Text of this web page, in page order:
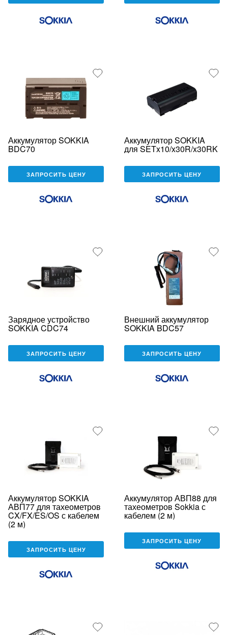
Аккумулятор SOKKIA
BDC70
ЗАПРОСИТЬ ЦЕНУ
Аккумулятор SOKKIA
для SETx10/x30R/x30RK
ЗАПРОСИТЬ ЦЕНУ
Зарядное устройство
SOKKIA CDC74
ЗАПРОСИТЬ ЦЕНУ
Внешний аккумулятор
SOKKIA BDC57
ЗАПРОСИТЬ ЦЕНУ
Аккумулятор SOKKIA
АВП77 для тахеометров
CX/FX/ES/OS с кабелем
(2 м)
ЗАПРОСИТЬ ЦЕНУ
Аккумулятор АВП88 для
тахеометров Sokkia с
кабелем (2 м)
ЗАПРОСИТЬ ЦЕНУ